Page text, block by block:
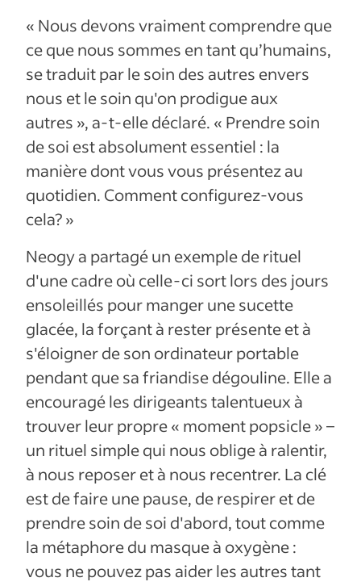
« Nous devons vraiment comprendre que
ce que nous sommes en tant qu’humains,
se traduit par le soin des autres envers
nous et le soin qu'on prodigue aux
autres », a-t-elle déclaré. « Prendre soin
de soi est absolument essentiel : la
manière dont vous vous présentez au
quotidien. Comment configurez-vous
cela? »
Neogy a partagé un exemple de rituel
d'une cadre où celle-ci sort lors des jours
ensoleillés pour manger une sucette
glacée, la forçant à rester présente et à
s'éloigner de son ordinateur portable
pendant que sa friandise dégouline. Elle a
encouragé les dirigeants talentueux à
trouver leur propre « moment popsicle » –
un rituel simple qui nous oblige à ralentir,
à nous reposer et à nous recentrer. La clé
est de faire une pause, de respirer et de
prendre soin de soi d'abord, tout comme
la métaphore du masque à oxygène :
vous ne pouvez pas aider les autres tant